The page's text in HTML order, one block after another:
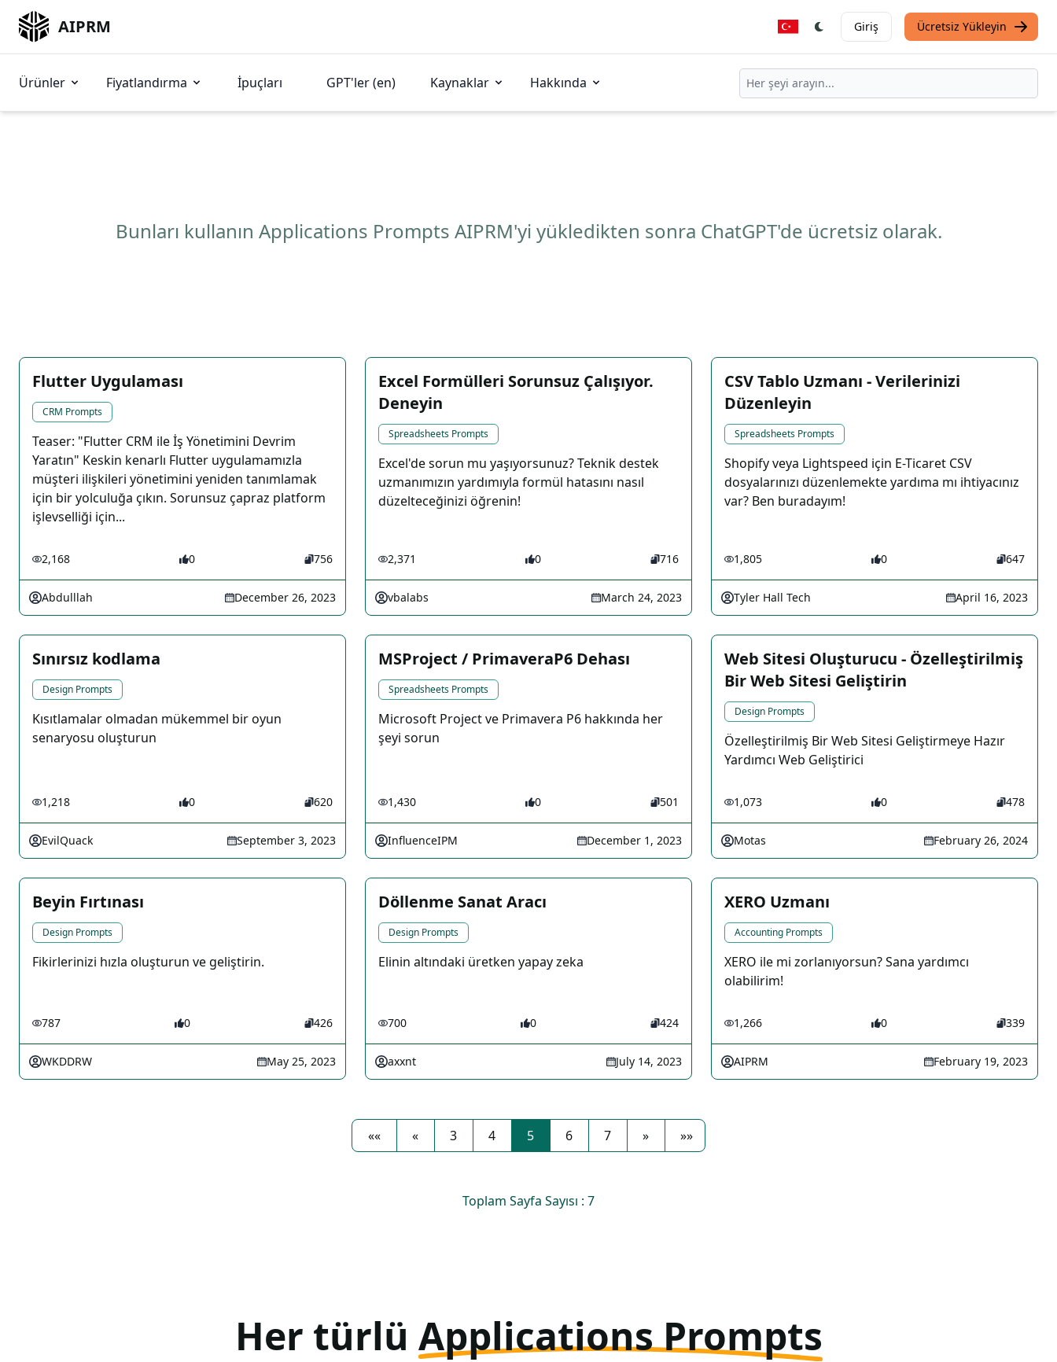
AIPRM Giriş Ücretsiz Yükleyin
Ürünler Fiyatlandırma İpuçları GPT'ler (en) Kaynaklar Hakkında
Bunları kullanın Applications Prompts AIPRM'yi yükledikten sonra ChatGPT'de ücretsiz olarak.
Flutter Uygulaması
CRM Prompts
Teaser: "Flutter CRM ile İş Yönetimini Devrim
Yaratın" Keskin kenarlı Flutter uygulamamızla
müşteri ilişkileri yönetimini yeniden tanımlamak
için bir yolculuğa çıkın. Sorunsuz çapraz platform
işlevselliği için...
2,168 0 756
Abdulllah December 26, 2023
Excel Formülleri Sorunsuz Çalışıyor.
Deneyin
Spreadsheets Prompts
Excel'de sorun mu yaşıyorsunuz? Teknik destek
uzmanımızın yardımıyla formül hatasını nasıl
düzelteceğinizi öğrenin!
2,371 0 716
vbalabs March 24, 2023
CSV Tablo Uzmanı - Verilerinizi
Düzenleyin
Spreadsheets Prompts
Shopify veya Lightspeed için E-Ticaret CSV
dosyalarınızı düzenlemekte yardıma mı ihtiyacınız
var? Ben buradayım!
1,805 0 647
Tyler Hall Tech April 16, 2023
Sınırsız kodlama
Design Prompts
Kısıtlamalar olmadan mükemmel bir oyun
senaryosu oluşturun
1,218 0 620
EvilQuack September 3, 2023
MSProject / PrimaveraP6 Dehası
Spreadsheets Prompts
Microsoft Project ve Primavera P6 hakkında her
şeyi sorun
1,430 0 501
InfluenceIPM December 1, 2023
Web Sitesi Oluşturucu - Özelleştirilmiş
Bir Web Sitesi Geliştirin
Design Prompts
Özelleştirilmiş Bir Web Sitesi Geliştirmeye Hazır
Yardımcı Web Geliştirici
1,073 0 478
Motas February 26, 2024
Beyin Fırtınası
Design Prompts
Fikirlerinizi hızla oluşturun ve geliştirin.
787 0 426
WKDDRW May 25, 2023
Döllenme Sanat Aracı
Design Prompts
Elinin altındaki üretken yapay zeka
700 0 424
axxnt July 14, 2023
XERO Uzmanı
Accounting Prompts
XERO ile mi zorlanıyorsun? Sana yardımcı
olabilirim!
1,266 0 339
AIPRM February 19, 2023
«« « 3 4 5 6 7 » »»
Toplam Sayfa Sayısı : 7
Her türlü Applications Prompts